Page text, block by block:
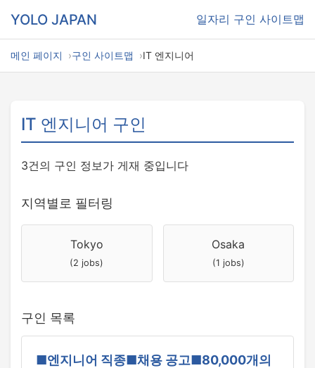
YOLO JAPAN 일자리 구인 사이트맵
메인 페이지 구인 사이트맵 IT 엔지니어
IT 엔지니어 구인
3건의 구인 정보가 게재 중입니다
지역별로 필터링
Tokyo
(2 jobs)
Osaka
(1 jobs)
구인 목록
■엔지니어 직종■채용 공고■80,000개의